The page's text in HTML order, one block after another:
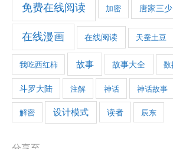
免费在线阅读 加密 唐家三少
在线漫画 在线阅读 天蚕土豆
我吃西红柿 故事 故事大全 数
斗罗大陆 注解 神话 神话故事
解密 设计模式 读者 辰东